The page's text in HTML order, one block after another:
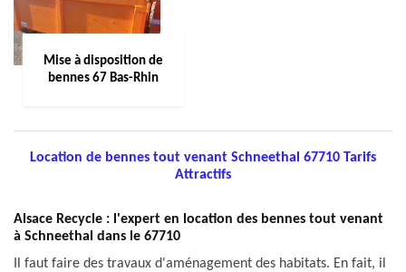
Mise à disposition de
bennes 67 Bas-Rhin
Location de bennes tout venant Schneethal 67710 Tarifs
Attractifs
Alsace Recycle : l'expert en location des bennes tout venant
à Schneethal dans le 67710
Il faut faire des travaux d'aménagement des habitats. En fait, il